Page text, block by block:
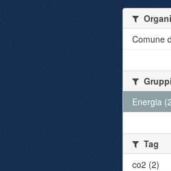
Comune
Gruppi
Energia
Tag
co2 (2)